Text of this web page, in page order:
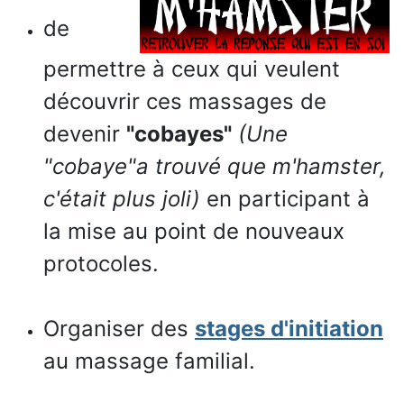
de
permettre à ceux qui veulent
découvrir ces massages de
devenir "cobayes" (Une
"cobaye"a trouvé que m'hamster,
c'était plus joli) en participant à
la mise au point de nouveaux
protocoles.
Organiser des stages d'initiation
au massage familial.